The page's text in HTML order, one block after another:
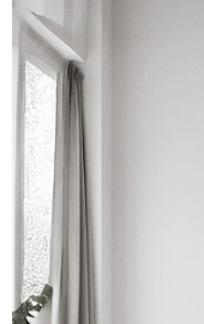
「AFTEE先享後付」，若
任。
４．使用「AFTEE先享後
時審查核予不同之上限額
請求用戶進行身份認證。
５．嚴禁一人註冊多個帳
恩沛科技股份有限公司將